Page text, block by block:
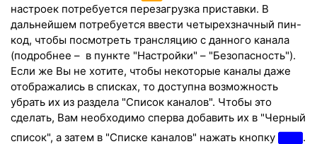
настроек потребуется перезагрузка приставки. В
дальнейшем потребуется ввести четырехзначный пин-
код, чтобы посмотреть трансляцию с данного канала
(подробнее – в пункте "Настройки" – "Безопасность").
Если же Вы не хотите, чтобы некоторые каналы даже
отображались в списках, то доступна возможность
убрать их из раздела "Список каналов". Чтобы это
сделать, Вам необходимо сперва добавить их в "Чeрный
список", а затем в "Списке каналов" нажать кнопку
.